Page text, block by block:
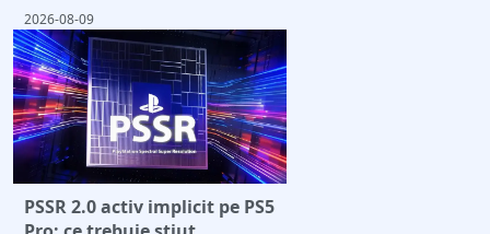
2026-08-09
PSSR 2.0 activ implicit pe PS5